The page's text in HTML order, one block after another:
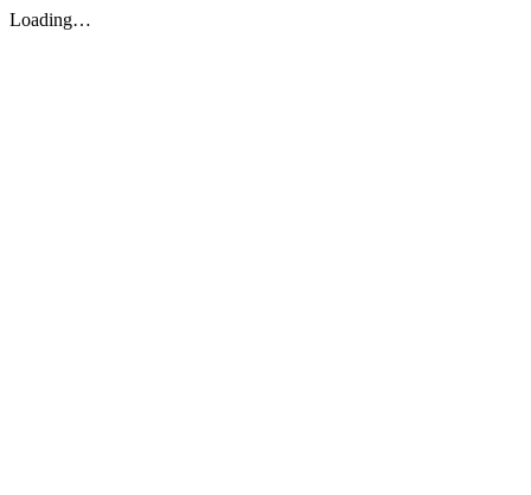
Loading…